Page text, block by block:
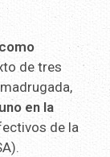
de tres
en la
de la